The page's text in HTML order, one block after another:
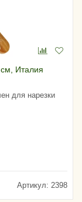
Италия
для нарезки
Артикул: 2398